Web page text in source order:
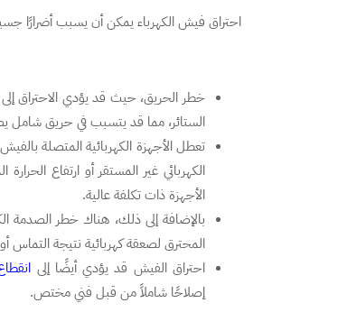
احتراق فيش الكهرباء يمكن أن يسبب أضرارًا
خطر الحريق، حيث قد يؤدي الاحتراق
الستائر، مما قد يتسبب في حريق شامل
تعطل الأجهزة الكهربائية المتصلة
الكهربائي غير المستقر أو ارتفاع
الأجهزة ذات تكلفة عالية.
بالإضافة إلى ذلك، هناك خطر
المحترق لصعقة كهربائية نتيجة
احتراق الفيش قد يؤدي أيضًا إلى
إصلاحًا شاملاً من قبل فني مختص.